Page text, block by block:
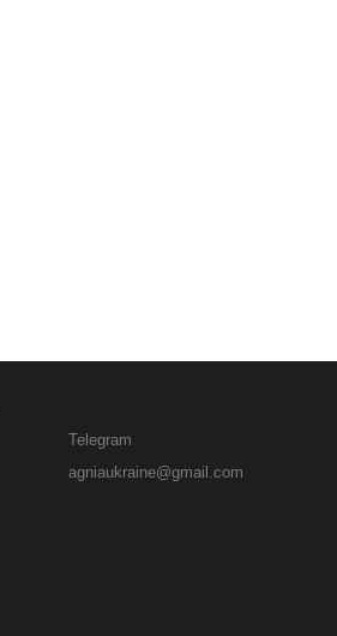
Telegram
agniaukraine@gmail.com